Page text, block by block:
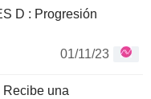
D : Progresión
01/11/23
Recibe una